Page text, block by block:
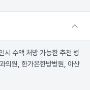
시 수액 처방 가능한 추천 병
의원, 한가온한방병원, 아산